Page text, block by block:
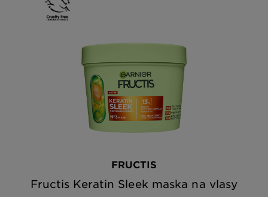
FRUCTIS
Fructis Keratin Sleek maska na vlasy